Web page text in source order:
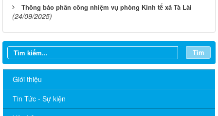
Thông báo phân công nhiệm vụ phòng Kinh tế xã Tà Lài
(24/09/2025)
Tìm
Giới thiệu
Tin Tức - Sự kiện